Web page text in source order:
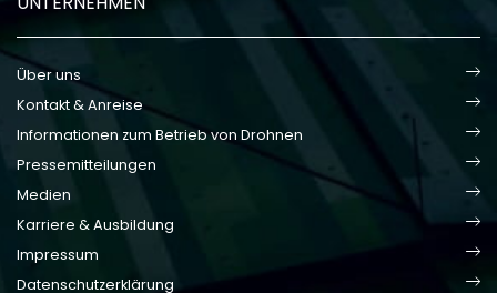
Über uns
Kontakt & Anreise
Informationen zum Betrieb von Drohnen
Pressemitteilungen
Medien
Karriere & Ausbildung
Impressum
Datenschutzerklärung